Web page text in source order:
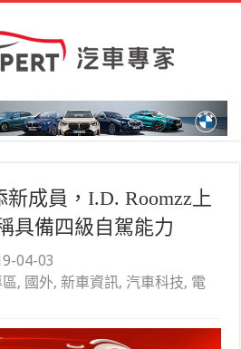
成員，I.D. Roomzz上
具備四級自駕能力
04-03
, 國外,新車資訊, 汽車科技, 電